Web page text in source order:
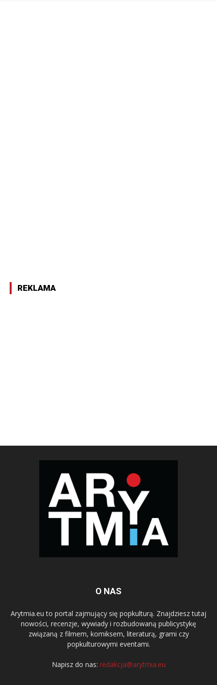
REKLAMA
O NAS
Arytmia.eu to portal zajmujący się popkulturą. Znajdziesz tutaj
nowości, recenzje, wywiady i rozbudowaną publicystykę
związaną z filmem, komiksem, literaturą, grami czy
popkulturowymi eventami.
Napisz do nas: redakcja@arytmia.eu